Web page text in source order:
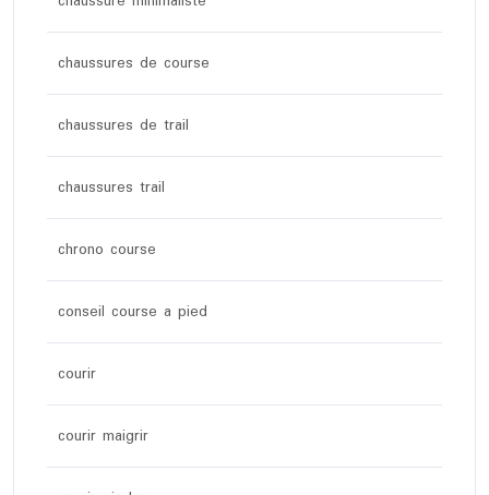
chaussures de course
chaussures de trail
chaussures trail
chrono course
conseil course a pied
courir
courir maigrir